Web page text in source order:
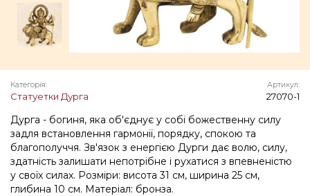
Категорія:
Статуетки Дурга
Артикул:
27070-1
Дурга - богиня, яка об'єднує у собі божественну силу
задля встановлення гармонії, порядку, спокою та
благополуччя. Зв'язок з енергією Дурги дає волю, силу,
здатність залишати непотрібне і рухатися з впевненістю
у своїх силах. Розміри: висота 31 см, ширина 25 см,
глибина 10 см. Матеріал: бронза.